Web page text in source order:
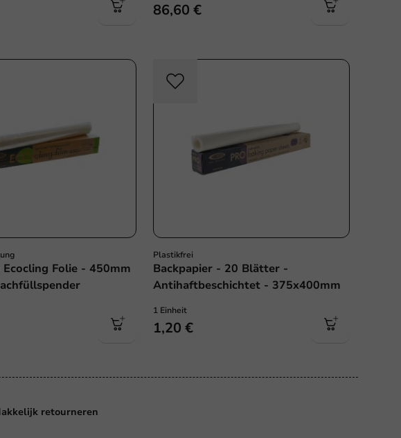
86,60 €
Ecocling Folie - 450mm
Plastikfrei
Backpapier - 20 Blätter -
Antihaftbeschichtet - 375x400mm
1 Einheit
1,20 €
de beste prijs